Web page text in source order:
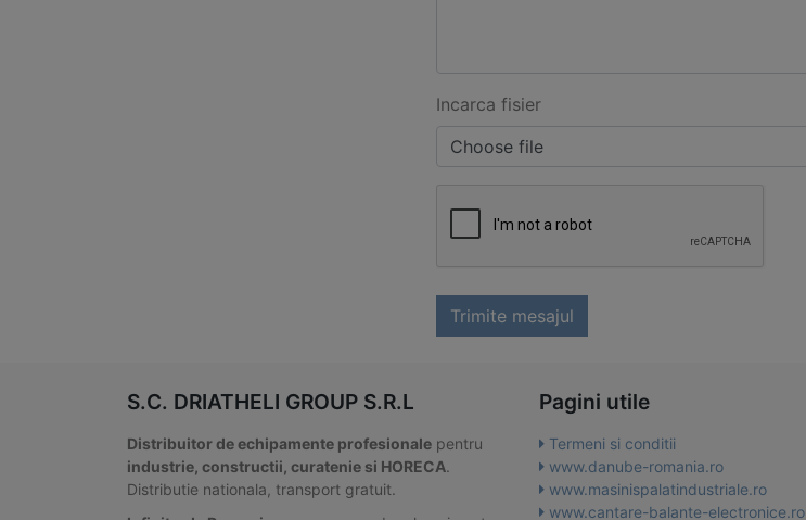
Incarca fisier
Choose file
Trimite mesajul
S.C. DRIATHELI GROUP S.R.L
Distribuitor de echipamente profesionale pentru
industrie, constructii, curatenie si HORECA.
Distributie nationala, transport gratuit.
Pagini utile
Termeni si conditii
www.danube-romania.ro
www.masinispalatindustriale.ro
www.cantare-balante-electronice.ro